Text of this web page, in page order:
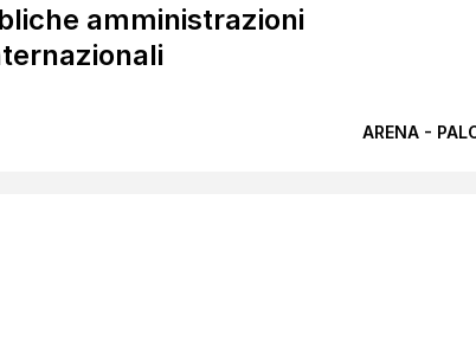
amministrazioni
ARENA -